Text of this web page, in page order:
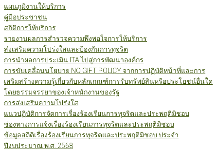
แผนภูมิงานให้บริการ
คู่มือประชาชน
สถิติการให้บริการ
รายงานผลการสำรวจความพึงพอใจการให้บริการ
ส่งเสริมความโปร่งใสและป้องกันการทุจริต
การนำผลการประเมิน ITA ไปสู่การพัฒนาองค์กร
การขับเคลื่อนนโยบาย NO GIFT POLICY จากการปฏิบัติหน้าที่และการ
เสริมสร้างความรู้เกี่ยวกับหลักเกณฑ์การรับทรัพย์สินหรือประโยชน์อื่นใด
โดยธรรมจรรยาของเจ้าหนักงานของรัฐ
การส่งเสริมความโปร่งใส
แนวปฏิบัติการจัดการเรื่องร้องเรียนการทุจริตและประพฤติมิชอบ
ช่องทางการแจ้งเรื่องร้องเรียนการทุจริตและประพฤติมิชอบ
ข้อมูลสถิติเรื่องร้องเรียนการทุจริตและประพฤติมิชอบ ประจำ
ปีงบประมาณ พ.ศ. 2568